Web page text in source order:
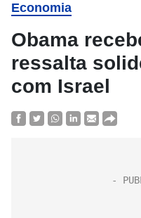
Economia
Obama
ressalta
com Israel